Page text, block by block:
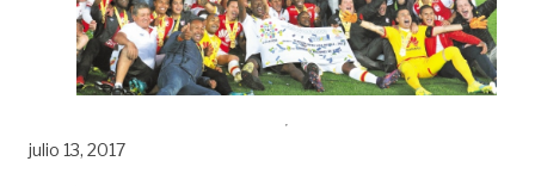
julio 13, 2017